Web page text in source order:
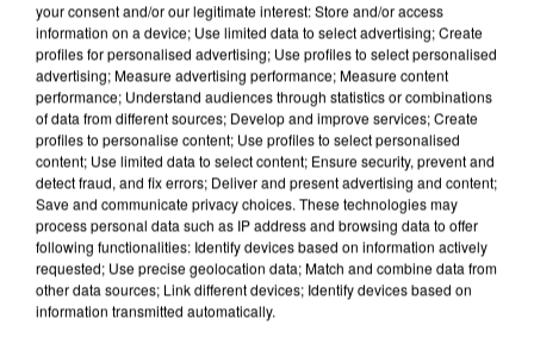
APRÈS TOUTES CES CANICULES, LES REFUGES
DE FAUNE SAUVAGE SONT...
your consent and/or our legitimate interest: Store and/or access
information on a device; Use limited data to select advertising; Create
profiles for personalised advertising; Use profiles to select personalised
advertising; Measure advertising performance; Measure content
performance; Understand audiences through statistics or combinations
of data from different sources; Develop and improve services; Create
profiles to personalise content; Use profiles to select personalised
content; Use limited data to select content; Ensure security, prevent and
detect fraud, and fix errors; Deliver and present advertising and content;
Save and communicate privacy choices. These technologies may
process personal data such as IP address and browsing data to offer
following functionalities: Identify devices based on information actively
requested; Use precise geolocation data; Match and combine data from
other data sources; Link different devices; Identify devices based on
information transmitted automatically.